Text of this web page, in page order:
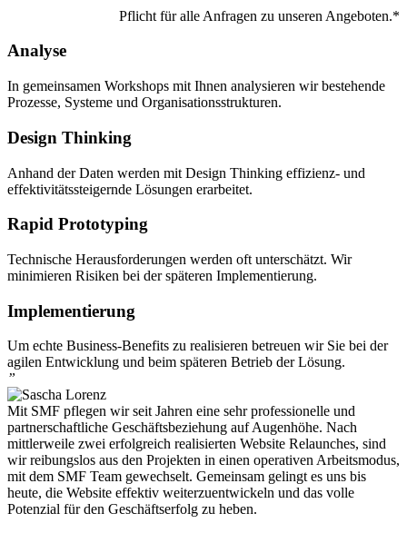
Pflicht für alle Anfragen zu unseren Angeboten.*
Analyse
In gemeinsamen Workshops mit Ihnen analysieren wir bestehende
Prozesse, Systeme und Organisationsstrukturen.
Design Thinking
Anhand der Daten werden mit Design Thinking effizienz- und
effektivitätssteigernde Lösungen erarbeitet.
Rapid Prototyping
Technische Herausforderungen werden oft unterschätzt. Wir
minimieren Risiken bei der späteren Implementierung.
Implementierung
Um echte Business-Benefits zu realisieren betreuen wir Sie bei der
agilen Entwicklung und beim späteren Betrieb der Lösung.
”
Mit SMF pflegen wir seit Jahren eine sehr professionelle und
partnerschaftliche Geschäftsbeziehung auf Augenhöhe. Nach
mittlerweile zwei erfolgreich realisierten Website Relaunches, sind
wir reibungslos aus den Projekten in einen operativen Arbeitsmodus,
mit dem SMF Team gewechselt. Gemeinsam gelingt es uns bis
heute, die Website effektiv weiterzuentwickeln und das volle
Potenzial für den Geschäftserfolg zu heben.